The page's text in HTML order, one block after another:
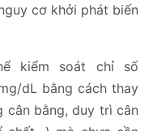
cơ khởi phát biến
kiểm soát chỉ số
dL bằng cách thay
cân bằng, duy trì cân